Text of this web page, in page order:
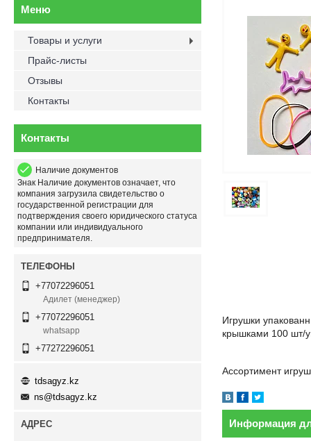
Игрушки
крышками 100 шт/
Ассортимент
Информация
Товары и услуги
Прайс-листы
Отзывы
Контакты
Контакты
Наличие документов
Знак Наличие документов означает, что
компания загрузила свидетельство о
государственной регистрации для
подтверждения своего юридического статуса
компании или индивидуального
предпринимателя.
+77072296051
Адилет (менеджер)
+77072296051
whatsapp
+77272296051
tdsagyz.kz
ns@tdsagyz.kz